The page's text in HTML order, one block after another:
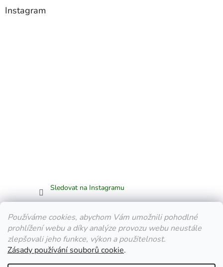
Používáme cookies, abychom Vám umožnili pohodlné
prohlížení webu a díky analýze provozu webu neustále
zlepšovali jeho funkce, výkon a použitelnost.
Zásady používání souborů cookie.
Instagram
Sledovat na Instagramu
Facebook